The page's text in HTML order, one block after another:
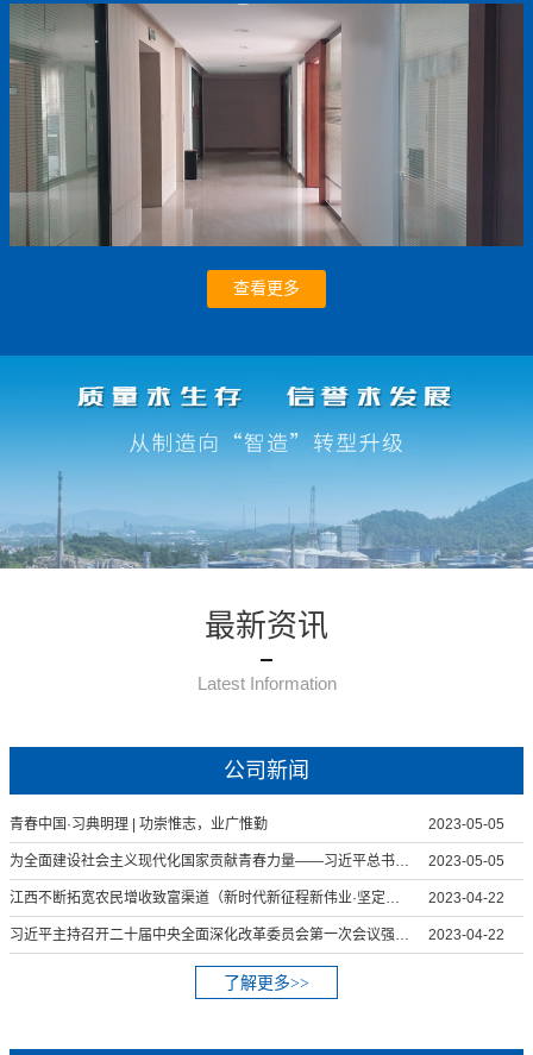
查看更多
最新资讯
Latest Information
公司新闻
2023-05-05
青春中国·习典明理 | 功崇惟志，业广惟勤
2023-05-05
为全面建设社会主义现代化国家贡献青春力量——习近平总书记给中国农业大学科技小院的学生回信引起强烈反响
2023-04-22
江西不断拓宽农民增收致富渠道（新时代新征程新伟业·坚定不移推动高质量发展）
2023-04-22
习近平主持召开二十届中央全面深化改革委员会第一次会议强调 守正创新真抓实干 在新征程上谱写改革开放新篇章
了解更多>>